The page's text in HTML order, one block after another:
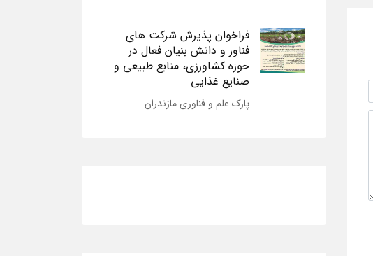
فراخوان پذیرش شرکت های
فناور و دانش بنیان فعال در
حوزه کشاورزی، منابع طبیعی و
صنایع غذایی
پارک علم و فناوری مازندران